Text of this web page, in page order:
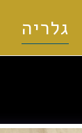
גלריה